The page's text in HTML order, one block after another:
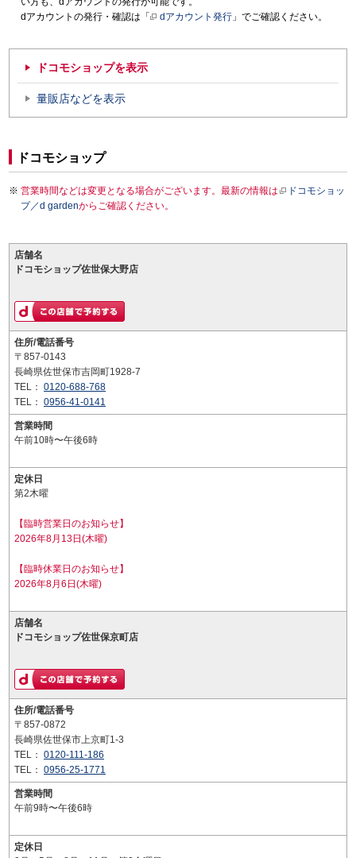
dアカウントの発行・確認は「
dアカウント発行 」でご確認ください。
ドコモショップを表示
量販店などを表示
ドコモショップ
営業時間などは変更となる場合がございます。最新の情報は
ドコモショッ
プ／d gardenからご確認ください。
店舗名
ドコモショップ佐世保大野店
住所/電話番号
〒857-0143
長崎県佐世保市吉岡町1928-7
TEL： 0120-688-768
TEL： 0956-41-0141
営業時間
午前10時〜午後6時
定休日
第2木曜
【臨時営業日のお知らせ】
2026年8月13日(木曜)
【臨時休業日のお知らせ】
2026年8月6日(木曜)
店舗名
ドコモショップ佐世保京町店
住所/電話番号
〒857-0872
長崎県佐世保市上京町1-3
TEL： 0120-111-186
TEL： 0956-25-1771
営業時間
午前9時〜午後6時
定休日